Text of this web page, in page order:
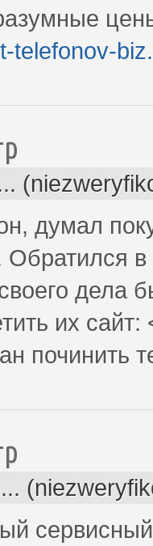
telefonov-
думал
Обратился
дела
их сайт:
починить